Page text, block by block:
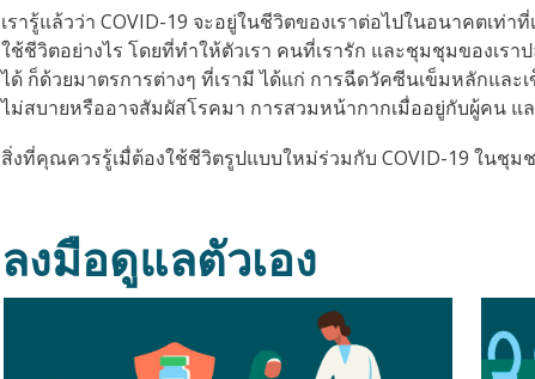
เรารู้แล้วว่า COVID-19 จะอยู่ในชีวิตของเราต่อไปในอนาคตเท่า
ใช้ชีวิตอย่างไร โดยที่ทำให้ตัวเรา คนที่เรารัก และชุมชุมของเร
ได้ ก็ด้วยมาตรการต่างๆ ที่เรามี ได้แก่ การฉีดวัคซีนเข็มหลักและ
ไม่สบายหรืออาจสัมผัสโรคมา การสวมหน้ากากเมื่ออยู่กับผู้คน แ
สิ่งที่คุณควรรู้เมื่ต้องใช้ชีวิตรูปแบบใหม่ร่วมกับ COVID-19 ในชุม
ลงมือดูแลตัวเอง